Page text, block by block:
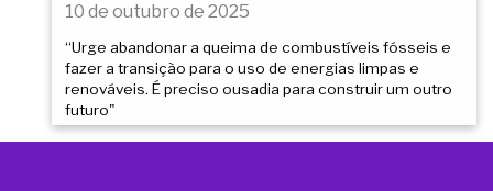
10 de outubro de 2025
“Urge abandonar a queima de combustíveis fósseis e
fazer a transição para o uso de energias limpas e
renováveis. É preciso ousadia para construir um outro
futuro"